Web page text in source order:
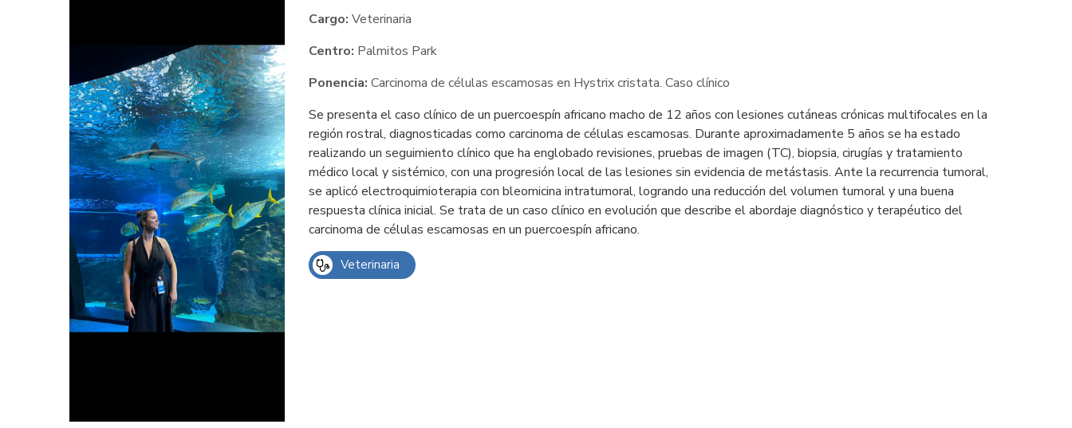
Cargo: Veterinaria
Centro: Palmitos Park
Ponencia: Carcinoma de células escamosas en Hystrix cristata. Caso clínico
Se presenta el caso clínico de un puercoespín africano macho de 12 años con lesiones cutáneas crónicas multifocales en la
región rostral, diagnosticadas como carcinoma de células escamosas. Durante aproximadamente 5 años se ha estado
realizando un seguimiento clínico que ha englobado revisiones, pruebas de imagen (TC), biopsia, cirugías y tratamiento
médico local y sistémico, con una progresión local de las lesiones sin evidencia de metástasis. Ante la recurrencia tumoral,
se aplicó electroquimioterapia con bleomicina intratumoral, logrando una reducción del volumen tumoral y una buena
respuesta clínica inicial. Se trata de un caso clínico en evolución que describe el abordaje diagnóstico y terapéutico del
carcinoma de células escamosas en un puercoespín africano.
Veterinaria